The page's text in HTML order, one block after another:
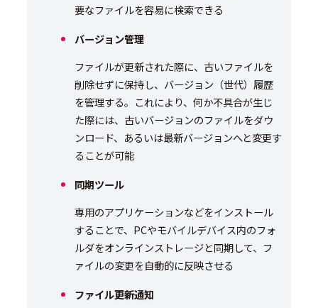
要なファイルを容易に検索できる
バージョン管理
ファイルが更新された際に、古いファイルを
削除せずに保持し、バージョン（世代）履歴
を管理する。これにより、何か不具合が生じ
た際には、古いバージョンのファイルをダウ
ンロード、あるいは最新バージョンへと変更す
ることが可能
同期ツール
専用のアプリケーションなどをインストール
することで、PCやモバイルデバイス内のフォ
ルダをオンラインストレージと同期して、フ
ァイルの変更を自動的に反映させる
ファイル更新通知